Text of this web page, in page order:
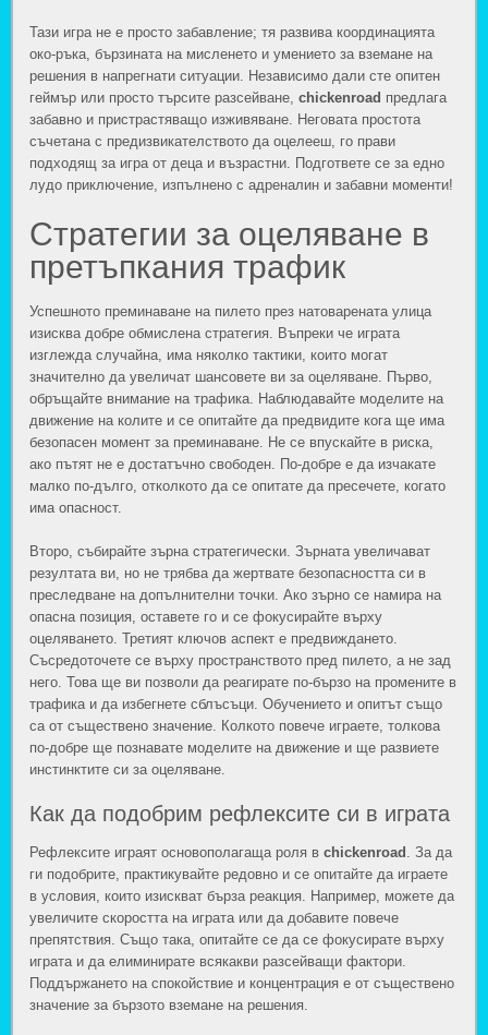
Тази игра не е просто забавление; тя развива координацията
око-ръка, бързината на мисленето и умението за вземане на
решения в напрегнати ситуации. Независимо дали сте опитен
геймър или просто търсите разсейване, chickenroad предлага
забавно и пристрастяващо изживяване. Неговата простота
съчетана с предизвикателството да оцелееш, го прави
подходящ за игра от деца и възрастни. Подгответе се за едно
лудо приключение, изпълнено с адреналин и забавни моменти!
Стратегии за оцеляване в
претъпкания трафик
Успешното преминаване на пилето през натоварената улица
изисква добре обмислена стратегия. Въпреки че играта
изглежда случайна, има няколко тактики, които могат
значително да увеличат шансовете ви за оцеляване. Първо,
обръщайте внимание на трафика. Наблюдавайте моделите на
движение на колите и се опитайте да предвидите кога ще има
безопасен момент за преминаване. Не се впускайте в риска,
ако пътят не е достатъчно свободен. По-добре е да изчакате
малко по-дълго, отколкото да се опитате да пресечете, когато
има опасност.
Второ, събирайте зърна стратегически. Зърната увеличават
резултата ви, но не трябва да жертвате безопасността си в
преследване на допълнителни точки. Ако зърно се намира на
опасна позиция, оставете го и се фокусирайте върху
оцеляването. Третият ключов аспект е предвиждането.
Съсредоточете се върху пространството пред пилето, а не зад
него. Това ще ви позволи да реагирате по-бързо на промените в
трафика и да избегнете сблъсъци. Обучението и опитът също
са от съществено значение. Колкото повече играете, толкова
по-добре ще познавате моделите на движение и ще развиете
инстинктите си за оцеляване.
Как да подобрим рефлексите си в играта
Рефлексите играят основополагаща роля в chickenroad . За да
ги подобрите, практикувайте редовно и се опитайте да играете
в условия, които изискват бърза реакция. Например, можете да
увеличите скоростта на играта или да добавите повече
препятствия. Също така, опитайте се да се фокусирате върху
играта и да елиминирате всякакви разсейващи фактори.
Поддържането на спокойствие и концентрация е от съществено
значение за бързото вземане на решения.